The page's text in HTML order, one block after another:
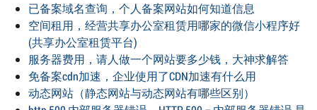
已备案域名查询，个人备案网站如何知道信息
空间租用，经营共享办公室租赁用哪家的微信小程序好
(共享办公室租赁平台)
服务器费用，请人做一个网站要多少钱，大神求解答
免备案cdn加速，企业使用了CDN加速有什么用
动态网站（静态网站与动态网站有哪些区别）